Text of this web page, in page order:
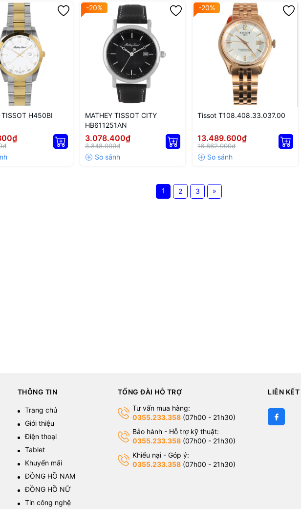
TISSOT H450BI
-20%
MATHEY TISSOT CITY
HB611251AN
3.078.400₫
3.848.000₫
-20%
Tissot T108.408.33.037.00
13.489.600₫
16.862.000₫
1 2 3 »
THÔNG TIN
Trang chủ
Giới thiệu
Điện thoại
Tablet
Khuyến mãi
ĐỒNG HỒ NAM
ĐỒNG HỒ NỮ
Tin công nghệ
TỔNG ĐÀI HỖ TRỢ
Tư vấn mua hàng:
0355.233.358(07h00 - 21h30)
Bảo hành - Hỗ trợ kỹ thuật:
0355.233.358(07h00 - 21h30)
Khiếu nại - Góp ý:
0355.233.358(07h00 - 21h30)
LIÊN